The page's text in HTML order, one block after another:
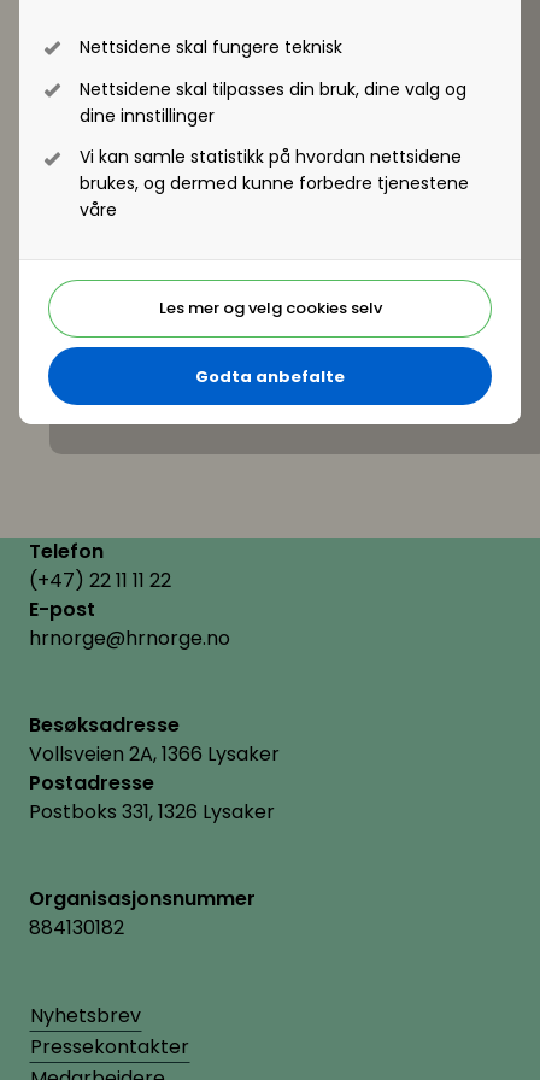
Nettsidene skal fungere teknisk
Nettsidene skal tilpasses din bruk, dine valg og
dine innstillinger
Vi kan samle statistikk på hvordan nettsidene
brukes, og dermed kunne forbedre tjenestene
våre
Les mer og velg cookies selv
Godta anbefalte
Telefon
(+47) 22 11 11 22
E-post
hrnorge@hrnorge.no
Besøksadresse
Vollsveien 2A, 1366 Lysaker
Postadresse
Postboks 331, 1326 Lysaker
Organisasjonsnummer
884130182
Nyhetsbrev
Pressekontakter